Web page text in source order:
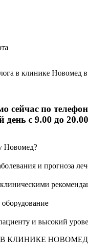
в клинике Новомед
сейчас по
с 9.00 до
Новомед?
и прогноза
оборудование
и высокий
КЛИНИКЕ НОВОМЕД